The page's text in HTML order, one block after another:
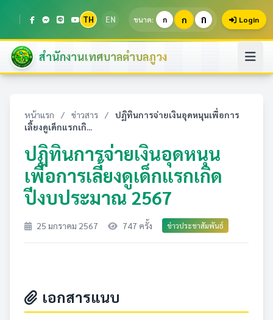
TH EN ขนาด: ก ก ก Login
สำนักงานเทศบาลตำบลภูวง
หน้าแรก / ข่าวสาร /
ปฏิทินการจ่ายเงินอุดหนุนเพื่อการ
เลี้ยงดูเด็กแรกเกิ...
ปฏิทินการจ่ายเงินอุดหนุน
เพื่อการเลี้ยงดูเด็กแรกเกิด
ปีงบประมาณ 2567
25 มกราคม 2567 747 ครั้ง ข่าวประชาสัมพันธ์
เอกสารแนบ